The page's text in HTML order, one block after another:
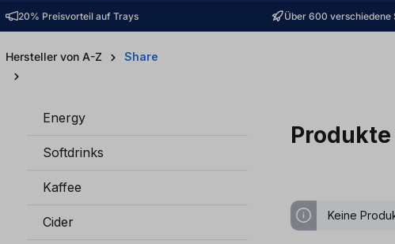
20% Preisvorteil auf Trays Über 600 verschiedene
Hersteller von A-Z Share
Energy
Softdrinks
Kaffee
Cider Keine